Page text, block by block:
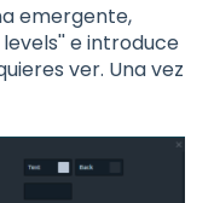
emergente,
e introduce
ver. Una vez